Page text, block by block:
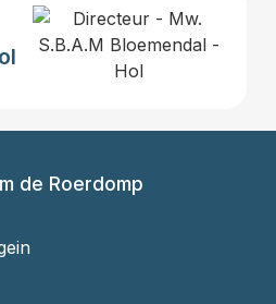
de Roerdomp